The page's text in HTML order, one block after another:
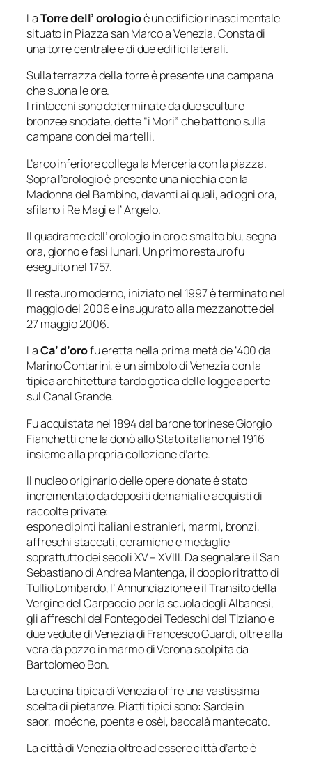
LaTorre dell’ orologioè un edificio rinascimentale
situato in Piazza san Marco a Venezia. Consta di
una torre centrale e di due edifici laterali.
Sulla terrazza della torre è presente una campana
che suona le ore.
I rintocchi sono determinate da due sculture
bronzee snodate, dette “i Mori” che battono sulla
campana con dei martelli.
L’arco inferiore collega la Merceria con la piazza.
Sopra l’orologio è presente una nicchia con la
Madonna del Bambino, davanti ai quali, ad ogni ora,
sfilano i Re Magi e l’ Angelo.
Il quadrante dell’ orologio in oro e smalto blu, segna
ora, giorno e fasi lunari. Un primo restauro fu
eseguito nel 1757.
Il restauro moderno, iniziato nel 1997 è terminato nel
maggio del 2006 e inaugurato alla mezzanotte del
27 maggio 2006.
LaCa’ d’orofu eretta nella prima metà de ‘400 da
Marino Contarini, è un simbolo di Venezia con la
tipica architettura tardo gotica delle logge aperte
sul Canal Grande.
Fu acquistata nel 1894 dal barone torinese Giorgio
Fianchetti che la donò allo Stato italiano nel 1916
insieme alla propria collezione d’arte.
Il nucleo originario delle opere donate è stato
incrementato da depositi demaniali e acquisti di
raccolte private:
espone dipinti italiani e stranieri, marmi, bronzi,
affreschi staccati, ceramiche e medaglie
soprattutto dei secoli XV – XVIII. Da segnalare il San
Sebastiano di Andrea Mantenga, il doppio ritratto di
Tullio Lombardo, l’ Annunciazione e il Transito della
Vergine del Carpaccio per la scuola degli Albanesi,
gli affreschi del Fontego dei Tedeschi del Tiziano e
due vedute di Venezia di Francesco Guardi, oltre alla
vera da pozzo in marmo di Verona scolpita da
Bartolomeo Bon.
La cucina tipica di Venezia offre una vastissima
scelta di pietanze. Piatti tipici sono: Sarde in
saor, moéche, poenta e osèi, baccalà mantecato.
La città di Venezia oltre ad essere città d’arte è